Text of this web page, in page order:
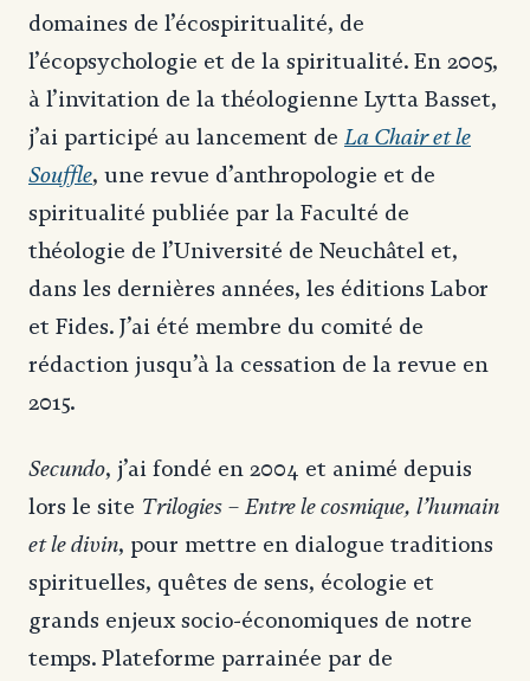
domaines de l’écospiritualité, de
l’écopsychologie et de la spiritualité. En 2005,
à l’invitation de la théologienne Lytta Basset,
j’ai participé au lancement de La Chair et le
Souffle, une revue d’anthropologie et de
spiritualité publiée par la Faculté de
théologie de l’Université de Neuchâtel et,
dans les dernières années, les éditions Labor
et Fides. J’ai été membre du comité de
rédaction jusqu’à la cessation de la revue en
2015.
Secundo, j’ai fondé en 2004 et animé depuis
lors le site Trilogies – Entre le cosmique, l’humain
et le divin, pour mettre en dialogue traditions
spirituelles, quêtes de sens, écologie et
grands enjeux socio-économiques de notre
temps. Plateforme parrainée par de